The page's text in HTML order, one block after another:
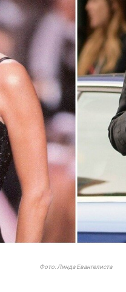
Фото: Линда Евангелиста